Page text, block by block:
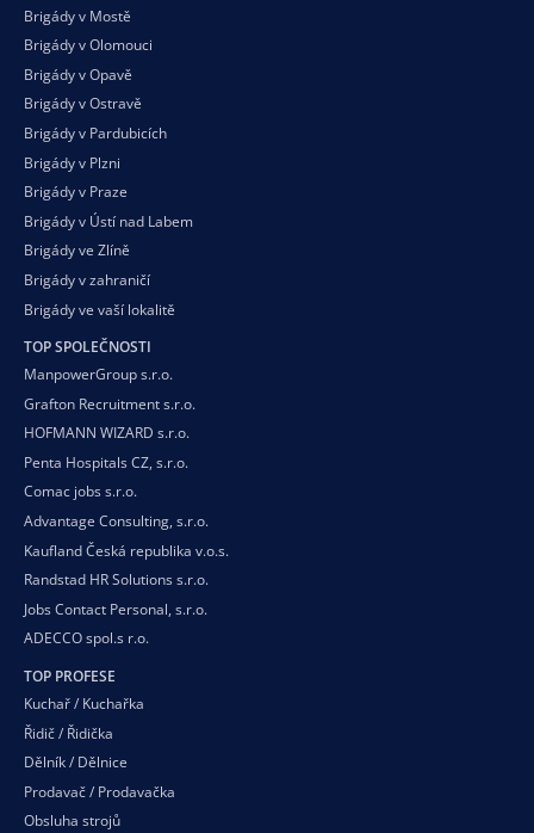
Brigády v Mostě
Brigády v Olomouci
Brigády v Opavě
Brigády v Ostravě
Brigády v Pardubicích
Brigády v Plzni
Brigády v Praze
Brigády v Ústí nad Labem
Brigády ve Zlíně
Brigády v zahraničí
Brigády ve vaší lokalitě
TOP SPOLEČNOSTI
ManpowerGroup s.r.o.
Grafton Recruitment s.r.o.
HOFMANN WIZARD s.r.o.
Penta Hospitals CZ, s.r.o.
Comac jobs s.r.o.
Advantage Consulting, s.r.o.
Kaufland Česká republika v.o.s.
Randstad HR Solutions s.r.o.
Jobs Contact Personal, s.r.o.
ADECCO spol.s r.o.
TOP PROFESE
Kuchař / Kuchařka
Řidič / Řidička
Dělník / Dělnice
Prodavač / Prodavačka
Obsluha strojů